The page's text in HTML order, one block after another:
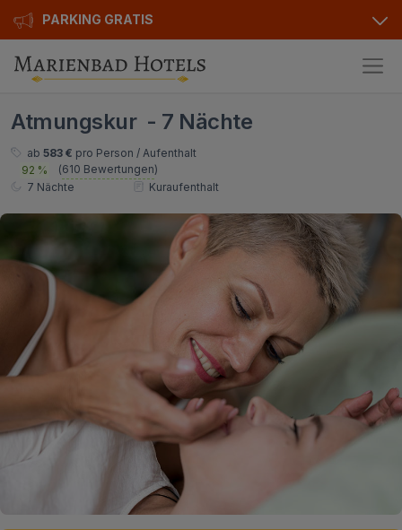
PARKING GRATIS
Hotels
Kurhotels
Ensana Hotels
Orea Hotels
Geschenkgutscheine
Sonderangebot
Kontakt
Kontakt
Über uns
Privat Transfer
FAQ
Atmungskur - 7 Nächte
ab 583 € pro Person / Aufenthalt
92 %
(610 Bewertungen)
7 Nächte
Kuraufenthalt